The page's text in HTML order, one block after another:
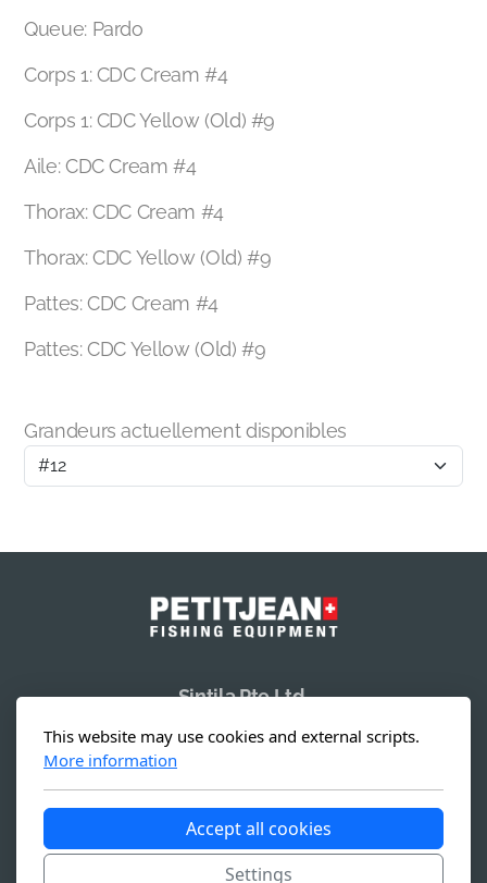
Queue: Pardo
Corps 1: CDC Cream #4
Corps 1: CDC Yellow (Old) #9
Aile: CDC Cream #4
Thorax: CDC Cream #4
Thorax: CDC Yellow (Old) #9
Pattes: CDC Cream #4
Pattes: CDC Yellow (Old) #9
Grandeurs actuellement disponibles
Sintila Pte Ltd.
Singapore 788 713
This website may use cookies and external scripts.
More information
Accept all cookies
Settings